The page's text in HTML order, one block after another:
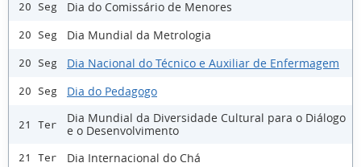
20 Seg Dia do Comissário de Menores
20 Seg Dia Mundial da Metrologia
20 Seg Dia Nacional do Técnico e Auxiliar de Enfermagem
20 Seg Dia do Pedagogo
21 Ter
Dia Mundial da Diversidade Cultural para o Diálogo
e o Desenvolvimento
21 Ter Dia Internacional do Chá